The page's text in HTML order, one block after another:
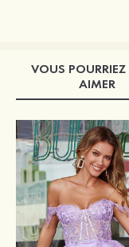
VOUS
AIMER